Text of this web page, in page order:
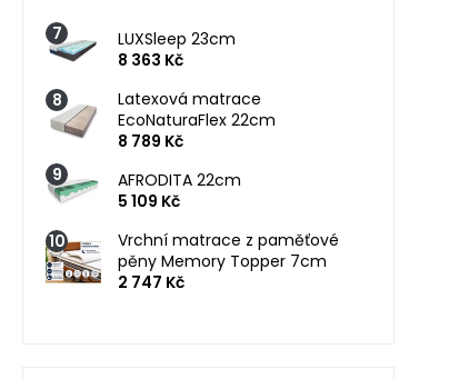
LUXSleep 23cm
8 363 Kč
Latexová matrace
EcoNaturaFlex 22cm
8 789 Kč
AFRODITA 22cm
5 109 Kč
Vrchní matrace z paměťové
pěny Memory Topper 7cm
2 747 Kč